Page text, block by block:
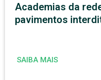
Academias da
pavimentos
SAIBA MAIS